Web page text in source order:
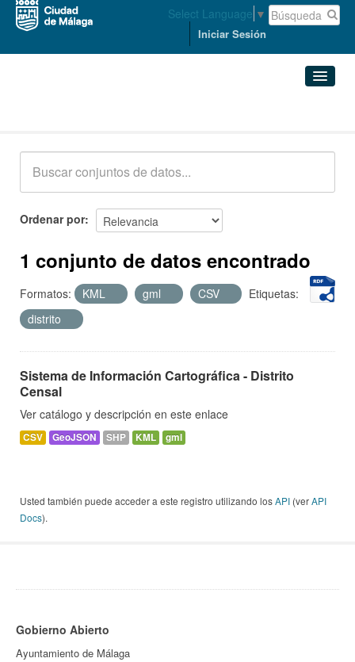
Select Language ▼
Iniciar Sesión
Acerca de
Ordenar por
1 conjunto de datos encontrado
Formatos: KML gml CSV
Etiquetas:
distrito
Sistema de Información Cartográfica - Distrito
Censal
Ver catálogo y descripción en este enlace
CSV GeoJSON SHP KML gml
Usted también puede acceder a este registro utilizando losAPI (verAPI
Docs).
Gobierno Abierto
Ayuntamiento de Málaga